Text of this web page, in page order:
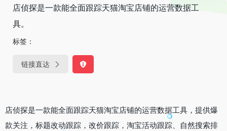
店侦探是一款能全面跟踪天猫淘宝店铺的运营数据工
具。
标签：
链接直达
店侦探是一款能全面跟踪天猫淘宝店铺的运营数据工具，提供爆
款关注，标题改动跟踪，改价跟踪，淘宝活动跟踪、自然搜索排